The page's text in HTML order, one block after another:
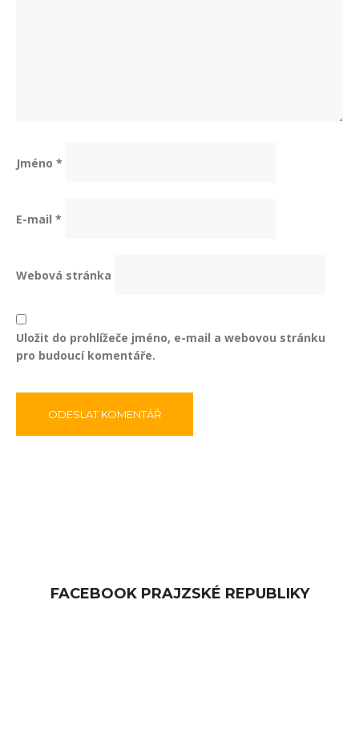
Jméno *
E-mail *
Webová stránka
Uložit do prohlížeče jméno, e-mail a webovou stránku
pro budoucí komentáře.
FACEBOOK PRAJZSKÉ REPUBLIKY